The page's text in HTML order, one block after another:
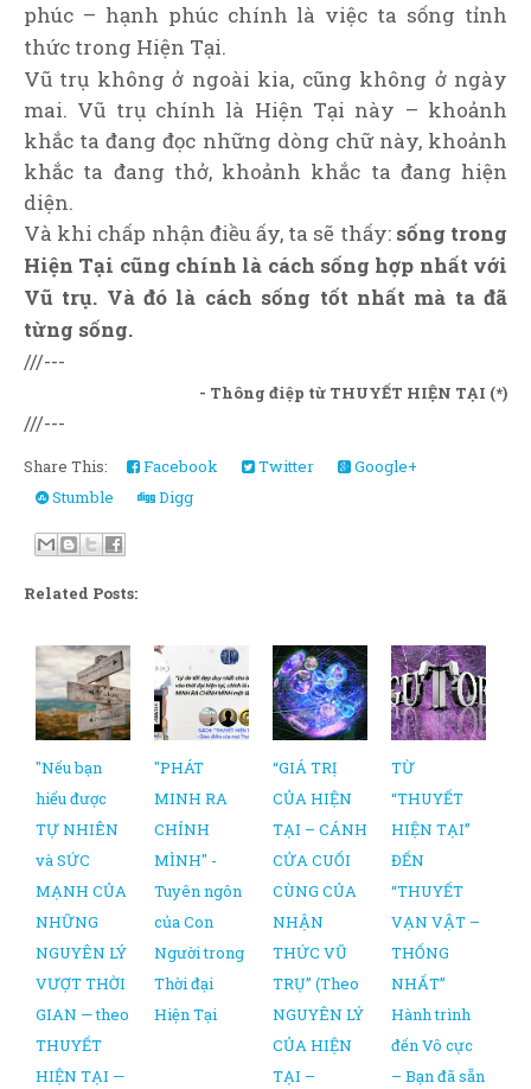
phúc – hạnh phúc chính là việc ta sống tỉnh
thức trong Hiện Tại.
Vũ trụ không ở ngoài kia, cũng không ở ngày
mai. Vũ trụ chính là Hiện Tại này – khoảnh
khắc ta đang đọc những dòng chữ này, khoảnh
khắc ta đang thở, khoảnh khắc ta đang hiện
diện.
Và khi chấp nhận điều ấy, ta sẽ thấy: sống trong
Hiện Tại cũng chính là cách sống hợp nhất với
Vũ trụ. Và đó là cách sống tốt nhất mà ta đã
từng sống.
///---
- Thông điệp từ THUYẾT HIỆN TẠI (*)
///---
Share This: Facebook Twitter
Google+
Stumble
Digg
Related Posts:
"Nếu bạn
hiểu được
TỰ NHIÊN
và SỨC
MẠNH CỦA
NHỮNG
NGUYÊN LÝ
VƯỢT THỜI
GIAN — theo
THUYẾT
HIỆN TẠI —
"PHÁT
MINH RA
CHÍNH
MÌNH" -
Tuyên ngôn
của Con
Người trong
Thời đại
Hiện Tại
“GIÁ TRỊ
CỦA HIỆN
TẠI – CÁNH
CỬA CUỐI
CÙNG CỦA
NHẬN
THỨC VŨ
TRỤ” (Theo
NGUYÊN LÝ
CỦA HIỆN
TẠI –
TỪ
“THUYẾT
HIỆN TẠI”
ĐẾN
“THUYẾT
VẠN VẬT –
THỐNG
NHẤT”
Hành trình
đến Vô cực
– Bạn đã sẵn